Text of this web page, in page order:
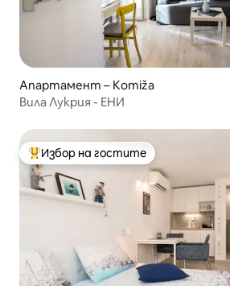
Апартамент – Komiža
Вила Лукрия - ЕНИ
Най-популярен избор на гостите
Избор на гостите